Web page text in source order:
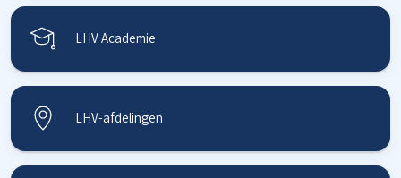
LHV Academie
LHV-afdelingen